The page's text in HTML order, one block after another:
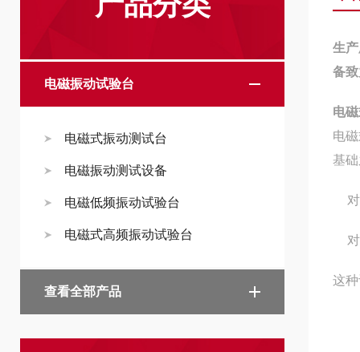
电磁振动试验台
电磁式振动测试台
电磁振动测试设备
电磁低频振动试验台
电磁式高频振动试验台
查看全部产品
生
备
电
电
基
这